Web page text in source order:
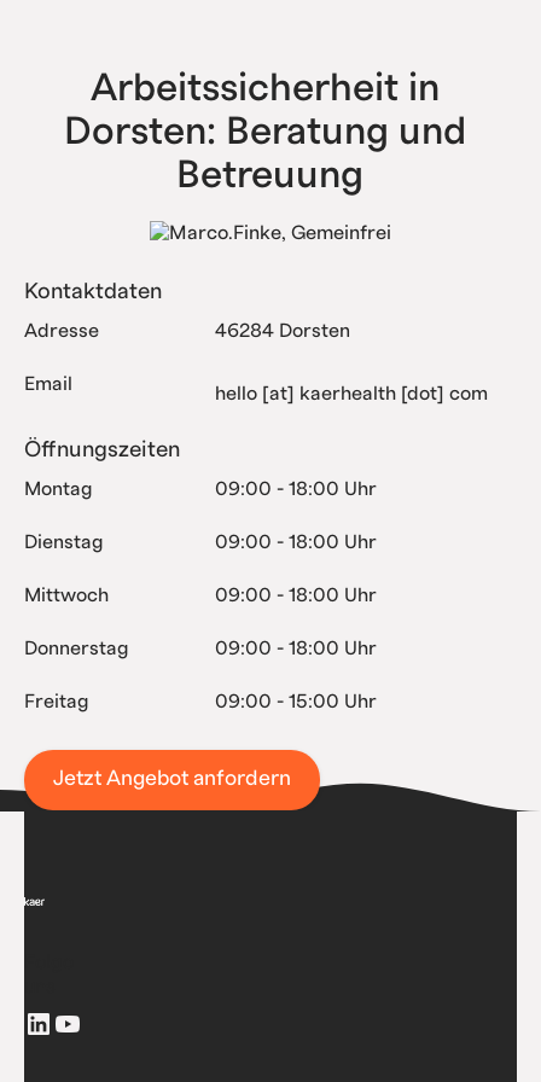
Arbeitssicherheit in
Dorsten: Beratung und
Betreuung
Kontaktdaten
Adresse 46284 Dorsten
Email hello [at] kaerhealth [dot] com
Öffnungszeiten
Montag 09:00 - 18:00 Uhr
Dienstag 09:00 - 18:00 Uhr
Mittwoch 09:00 - 18:00 Uhr
Donnerstag 09:00 - 18:00 Uhr
Freitag 09:00 - 15:00 Uhr
Jetzt Angebot anfordern